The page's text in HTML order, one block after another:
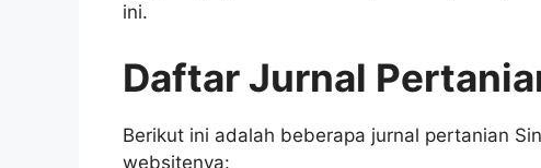
ini.
Daftar Jurnal
Berikut ini adalah beberapa jurnal pertanian
websitenya: